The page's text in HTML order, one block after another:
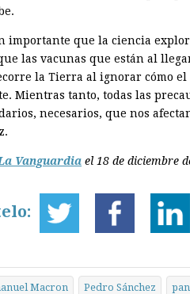
importante que la ciencia
las vacunas que están al
la Tierra al ignorar cómo el
Mientras tanto, todas las
necesarios, que nos
Vanguardia el 18 de diciembre
Macron Pedro Sánchez